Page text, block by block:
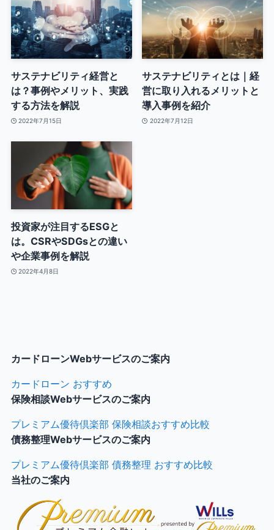
サステナビリティ経営と
は？事例やメリット、実践
する方法を解説
2022年7月15日
サステナビリティとは｜経
営に取り入れるメリットと
導入事例を紹介
2022年7月12日
投資家が注目するESGと
は。CSRやSDGsとの違い
や企業事例を解説
2022年4月8日
カードローンWebサービスのご案内
カードローン おすすめ
保険相談Webサービスのご案内
プレミアム優待倶楽部 保険相談おすすめ比較
債務整理Webサービスのご案内
プレミアム優待倶楽部 債務整理 おすすめ比較
当社のご案内